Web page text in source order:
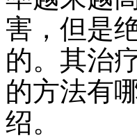
害，但是
的。其治
的方法有
绍。